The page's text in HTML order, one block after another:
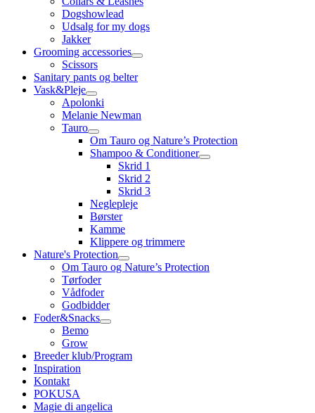
Dogshowlead
Udsalg for my dogs
Jakker
Grooming accessories
Scissors
Sanitary pants og belter
Vask&Pleje
Apolonki
Melanie Newman
Tauro
Om Tauro og Nature’s Protection
Shampoo & Conditioner
Skrid 1
Skrid 2
Skrid 3
Neglepleje
Børster
Kamme
Klippere og trimmere
Nature's Protection
Om Tauro og Nature’s Protection
Tørfoder
Vådfoder
Godbidder
Foder&Snacks
Bemo
Grow
Breeder klub/Program
Inspiration
Kontakt
POKUSA
Magie di angelica